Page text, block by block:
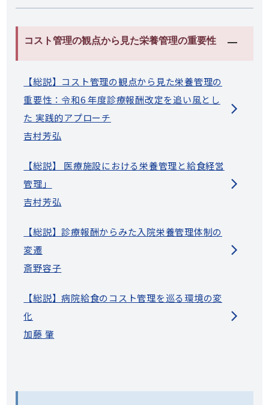
コスト管理の観点から見た栄養管理の重要性
【総説】コスト管理の観点から見た栄養管理の
重要性：令和6 年度診療報酬改定を追い風とし
た 実践的アプローチ
吉村芳弘
【総説】 医療施設における栄養管理と給食経営
管理」
吉村芳弘
【総説】診療報酬からみた入院栄養管理体制の
変遷
斎野容子
【総説】病院給食のコスト管理を巡る環境の変
化
加藤 肇